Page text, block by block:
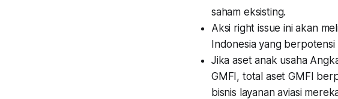
saham eksisting.
Aksi right issue ini akan
Indonesia yang
Jika aset anak usaha
GMFI, total aset GMFI
bisnis layanan aviasi